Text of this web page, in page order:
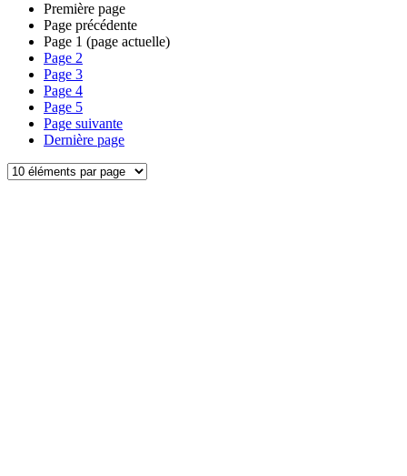
Première page
Page précédente
Page 1 (page actuelle)
Page 2
Page 3
Page 4
Page 5
Page suivante
Dernière page